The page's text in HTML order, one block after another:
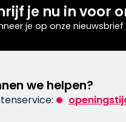
je nu in voor
je op onze
we helpen?